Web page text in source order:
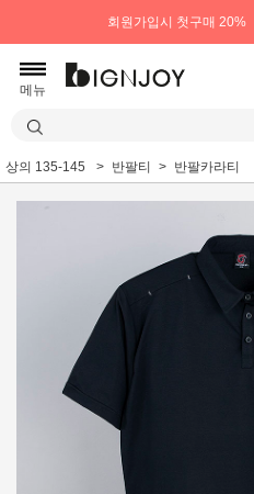
회원가입시 첫구매 20%
메뉴
상의 135-145 반팔티 반팔카라티